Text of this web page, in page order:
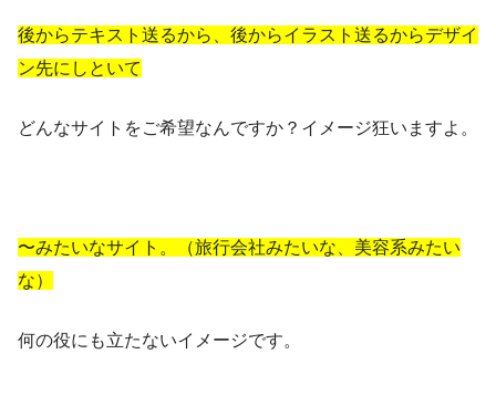
後からテキスト送るから、後からイラスト送るからデザイ
ン先にしといて
どんなサイトをご希望なんですか？イメージ狂いますよ。
〜みたいなサイト。（旅行会社みたいな、美容系みたい
な）
何の役にも立たないイメージです。